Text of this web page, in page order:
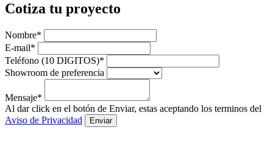
Cotiza tu proyecto
Nombre*
E-mail*
Teléfono (10 DIGITOS)*
Showroom de preferencia
Mensaje*
Al dar click en el botón de Enviar, estas aceptando los terminos del
Aviso de Privacidad